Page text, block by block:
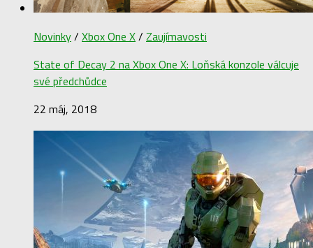
Novinky/ Xbox One X/ Zaujímavosti
State of Decay 2 na Xbox One X: Loňská konzole válcuje
své předchůdce
22 máj, 2018